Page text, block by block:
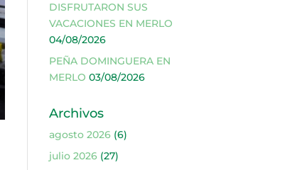
DISFRUTARON SUS
VACACIONES EN MERLO
04/08/2026
PEÑA DOMINGUERA EN
MERLO 03/08/2026
Archivos
agosto 2026(6)
julio 2026(27)